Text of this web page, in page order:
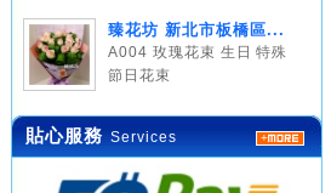
臻花坊 新北市板橋區...
A004 玫瑰花束 生日 特殊
節日花束
貼心服務 Services